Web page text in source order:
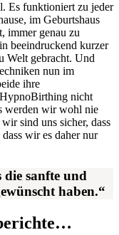
Es funktioniert zu jeder
im Geburtshaus
immer genau zu
beeindruckend kurzer
Welt gebracht. Und
nun im
ihre
nicht
werden wir wohl nie
sind uns sicher, dass
wir es daher nur
sanfte und
haben.“